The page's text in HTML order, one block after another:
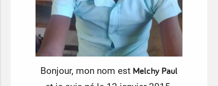
Bonjour, mon nom est Melchy Paul